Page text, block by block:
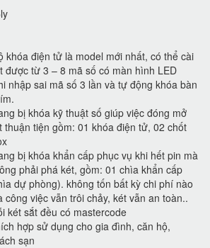
khóa điện tử là model mới nhất, có thể cài
được từ 3 – 8 mã số có màn hình LED
nhập sai mã số 3 lần và tự động khóa bàn
bị khóa kỹ thuật số giúp việc đóng mở
thuận tiện gồm: 01 khóa điện tử, 02 chốt
bị khóa khẩn cấp phục vụ khi hết pin mà
phải phá két, gồm: 01 chìa khẩn cấp
dự phòng). không tốn bất kỳ chi phí nào
công việc vẫn trôi chảy, két vẫn an toàn..
két sắt đều có mastercode
hợp sử dụng cho gia đình, căn hộ,
sạn